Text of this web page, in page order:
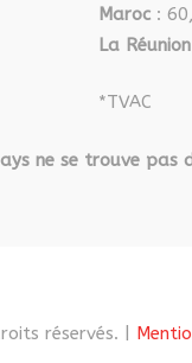
Maroc :
La Réunion
*TVAC
ne se trouve pas
réservés. |